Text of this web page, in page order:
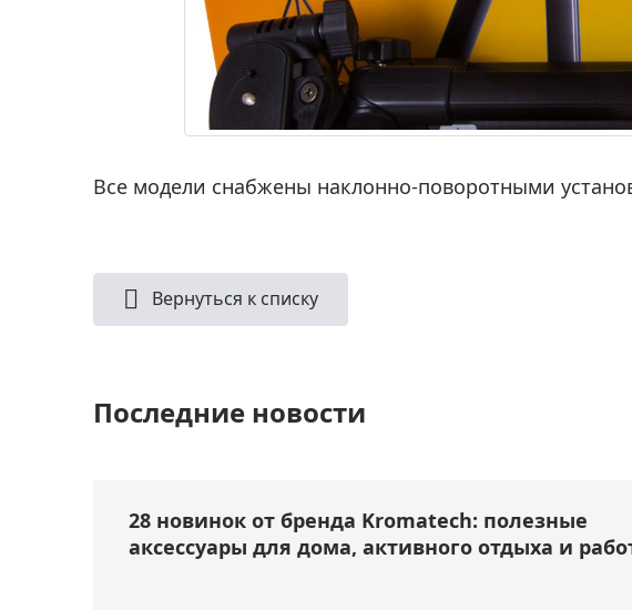
Все модели снабжены наклонно-поворотными
Вернуться к списку
Последние новости
28 новинок от бренда Kromatech: полезные
аксессуары для дома, активного отдыха и